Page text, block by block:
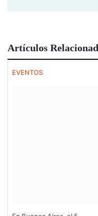
Artículos
EVENTOS